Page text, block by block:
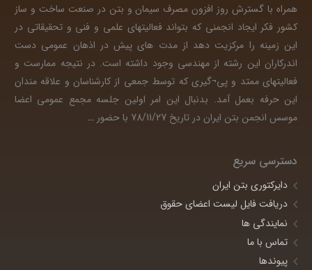
همراه با گسترش روز افزون مصرف سیمان و بتن در صنعت ساخت و ساز
کشور فکر ایجاد انجمنی که بتواند فعالیتهای علمی و فنی و تحقیقاتی در
این زمینه را مرکزیت دهد از مدت های پیش در اذهان عمومی دست
اندرکاران این رشته از مهندسی وجود داشته است. در نتیجه ممارست و
فعالیتهای ممتد و پی¬گیری که توسط جمعی از کارشناسان و علاقه مندان
این حرفه بعمل آمد. بدنبال این امر اولین جلسه مجمع عمومی اعضا
موسس انجمن بتن ایران در تاریخ 78/11/27 با حضور
…
دسترسی سریع
دایرکتوری بتن ایران
دریافت فایل لیست اعضای حقوق
نمایندگی ها
تماس با ما
پیوندها